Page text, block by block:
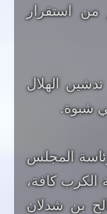
من استقرار
الهلال
شبوة.
المجلس
الكرب كافة،
بن شدلان